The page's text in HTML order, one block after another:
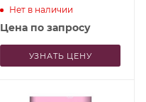
Нет в наличии
Цена по запросу
УЗНАТЬ ЦЕНУ